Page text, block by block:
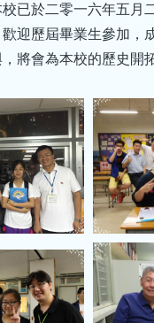
已於二零一六年五月
迎歷屆畢業生參加，
將會為本校的歷史開